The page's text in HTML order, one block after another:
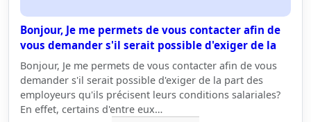
Bonjour, Je me permets de vous contacter afin de
vous demander s'il serait possible d'exiger de la
Bonjour, Je me permets de vous contacter afin de vous
demander s'il serait possible d'exiger de la part des
employeurs qu'ils précisent leurs conditions salariales?
En effet, certains d'entre eux…